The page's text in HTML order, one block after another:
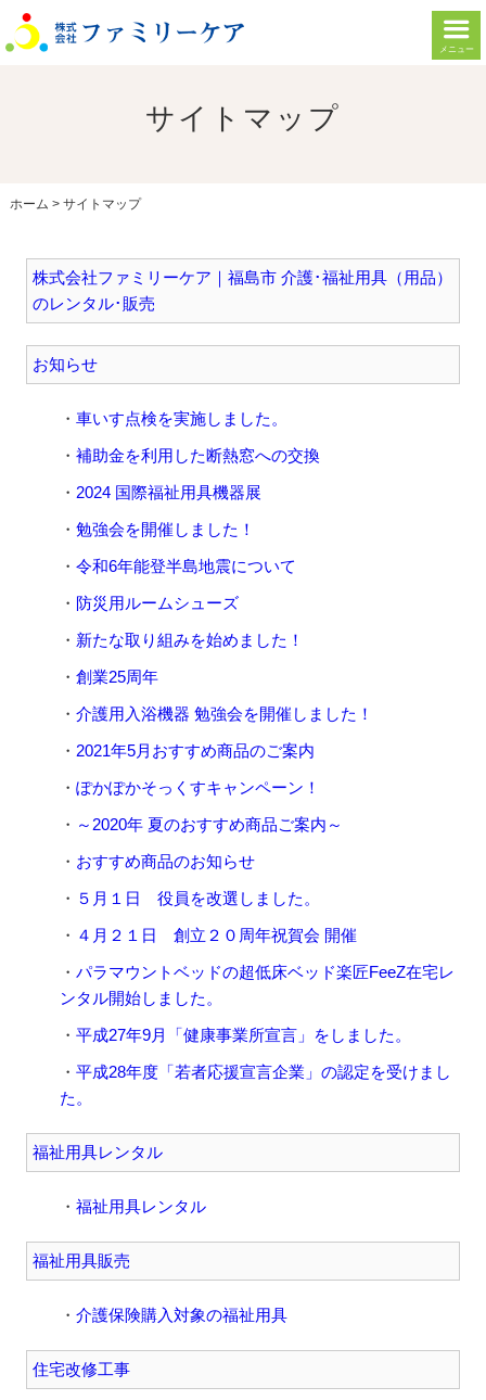
メニュー
サイトマップ
ホーム > サイトマップ
株式会社ファミリーケア｜福島市 介護･福祉用具（用品）
のレンタル･販売
お知らせ
車いす点検を実施しました。
補助金を利用した断熱窓への交換
2024 国際福祉用具機器展
勉強会を開催しました！
令和6年能登半島地震について
防災用ルームシューズ
新たな取り組みを始めました！
創業25周年
介護用入浴機器 勉強会を開催しました！
2021年5月おすすめ商品のご案内
ぽかぽかそっくすキャンペーン！
～2020年 夏のおすすめ商品ご案内～
おすすめ商品のお知らせ
５月１日 役員を改選しました。
４月２１日 創立２０周年祝賀会 開催
パラマウントベッドの超低床ベッド楽匠FeeZ在宅レ
ンタル開始しました。
平成27年9月「健康事業所宣言」をしました。
平成28年度「若者応援宣言企業」の認定を受けまし
た。
福祉用具レンタル
福祉用具レンタル
福祉用具販売
介護保険購入対象の福祉用具
住宅改修工事